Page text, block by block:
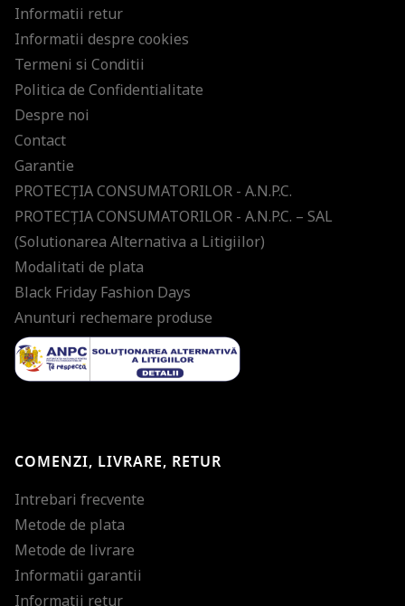
Informatii retur
Informatii despre cookies
Termeni si Conditii
Politica de Confidentialitate
Despre noi
Contact
Garantie
PROTECŢIA CONSUMATORILOR - A.N.P.C.
PROTECŢIA CONSUMATORILOR - A.N.P.C. – SAL
(Solutionarea Alternativa a Litigiilor)
Modalitati de plata
Black Friday Fashion Days
Anunturi rechemare produse
COMENZI, LIVRARE, RETUR
Intrebari frecvente
Metode de plata
Metode de livrare
Informatii garantii
Informatii retur